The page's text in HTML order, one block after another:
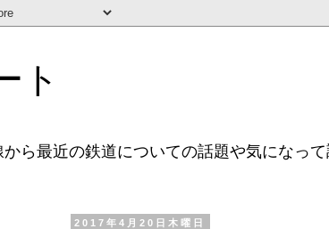
ト
ら最近の鉄道についての話題や気になっ
2017年4月20日木曜日